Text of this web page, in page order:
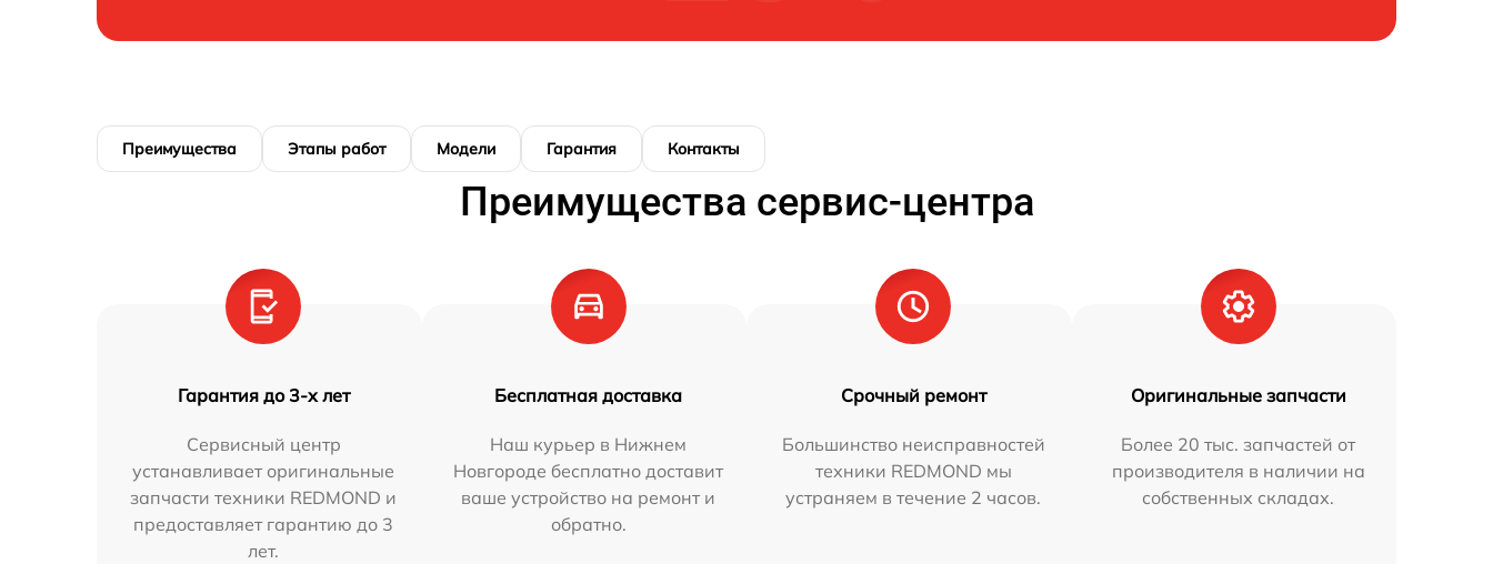
Преимущества Этапы работ Модели Гарантия Контакты
Преимущества сервис-центра
Гарантия до 3-х лет
Сервисный центр
устанавливает оригинальные
запчасти техники REDMOND и
предоставляет гарантию до 3
лет.
Бесплатная доставка
Наш курьер в Нижнем
Новгороде бесплатно доставит
ваше устройство на ремонт и
обратно.
Срочный ремонт
Большинство неисправностей
техники REDMOND мы
устраняем в течение 2 часов.
Оригинальные запчасти
Более 20 тыс. запчастей от
производителя в наличии на
собственных складах.